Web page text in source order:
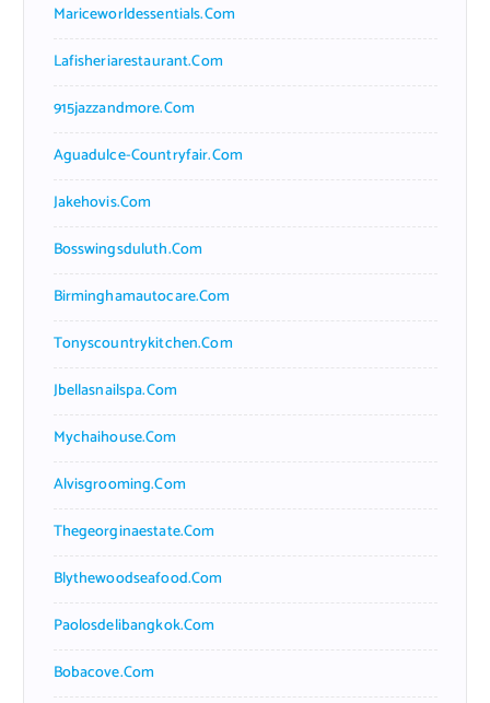
Mariceworldessentials.com
Lafisheriarestaurant.com
915jazzandmore.com
Aguadulce-Countryfair.com
Jakehovis.com
Bosswingsduluth.com
Birminghamautocare.com
Tonyscountrykitchen.com
Jbellasnailspa.com
Mychaihouse.com
Alvisgrooming.com
Thegeorginaestate.com
Blythewoodseafood.com
Paolosdelibangkok.com
Bobacove.com